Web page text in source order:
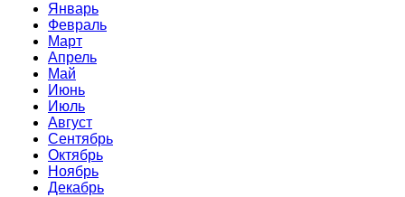
Январь
Февраль
Март
Апрель
Май
Июнь
Июль
Август
Сентябрь
Октябрь
Ноябрь
Декабрь